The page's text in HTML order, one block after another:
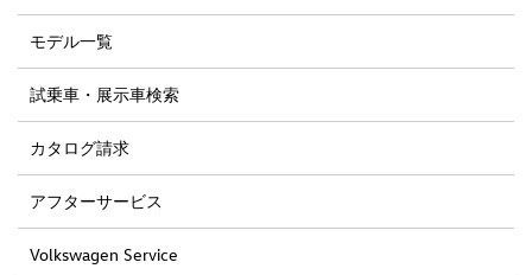
モデル一覧
試乗車・展示車検索
カタログ請求
アフターサービス
Volkswagen Service